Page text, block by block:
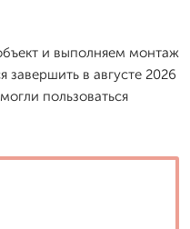
и выполняем монтаж
завершить в августе 2026
пользоваться